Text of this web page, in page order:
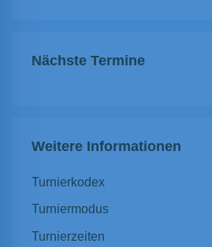
Nächste Termine
Weitere Informationen
Turnierkodex
Turniermodus
Turnierzeiten